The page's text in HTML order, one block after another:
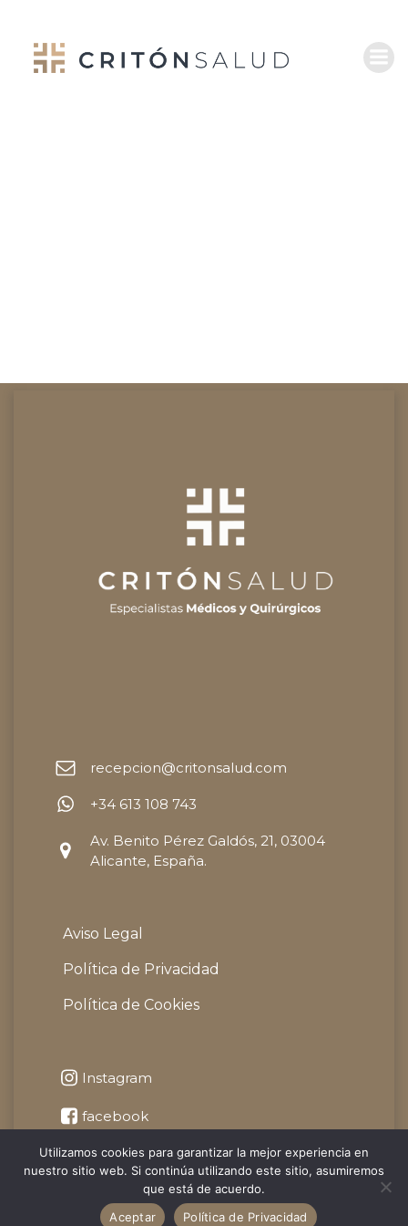
recepcion@critonsalud.com
+34 613 108 743
Av. Benito Pérez Galdós, 21, 03004
Alicante, España.
Aviso Legal
Política de Privacidad
Política de Cookies
Instagram
facebook
YouTube
Utilizamos cookies para garantizar la mejor experiencia en
nuestro sitio web. Si continúa utilizando este sitio, asumiremos
que está de acuerdo.
Aceptar
Política de Privacidad